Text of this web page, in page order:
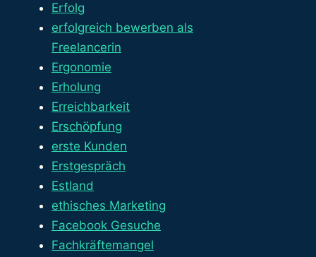
Erfolg
erfolgreich bewerben als
Freelancerin
Ergonomie
Erholung
Erreichbarkeit
Erschöpfung
erste Kunden
Erstgespräch
Estland
ethisches Marketing
Facebook Gesuche
Fachkräftemangel